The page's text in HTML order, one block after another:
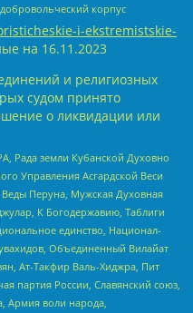
корпус
i-ekstremistskie-
на 16.11.2023
и религиозных
судом принято
о ликвидации или
Рада земли Кубанской Духовно
Управления Асгардской Веси
Перуна, Мужская Духовная
К Богодержавию, Таблиги
единство, Национал-
Объединенный Вилайат
Ат-Такфир Валь-Хиджра, Пит
партия России, Славянский союз,
Армия воли народа,